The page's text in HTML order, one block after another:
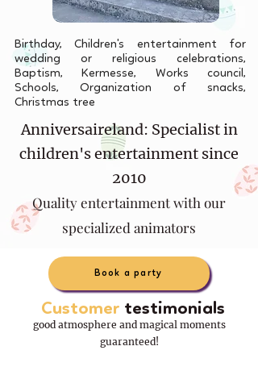
Birthday, Children's entertainment for
wedding or religious celebrations,
Baptism, Kermesse, Works council,
Schools, Organization of snacks,
Christmas tree
Anniversaireland: Specialist in
children's entertainment since
2010
Quality entertainment with our
specialized animators
Book a party
good atmosphere and magical moments
guaranteed!
Customer testimonials